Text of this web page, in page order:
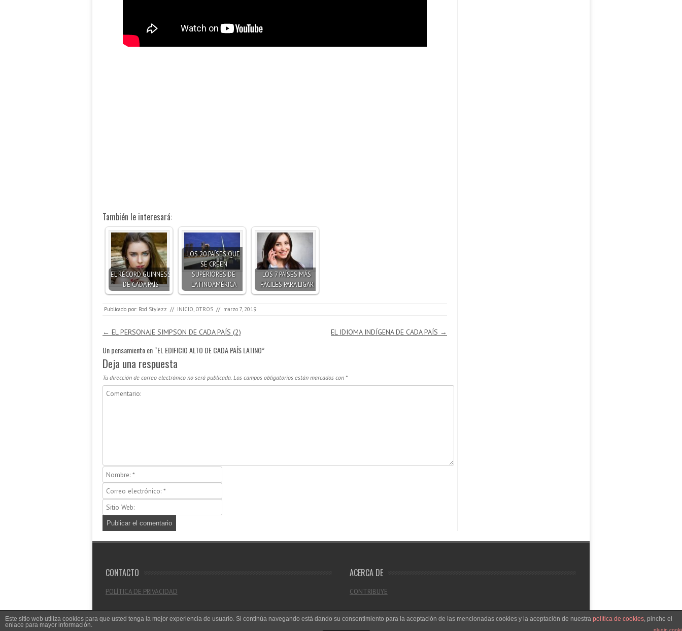
También le interesará:
EL RÉCORD GUINNESS
DE CADA PAÍS
LOS 20 PAÍSES QUE
SE CREEN
SUPERIORES DE
LATINOAMÉRICA
LOS 7 PAÍSES MÁS
FÁCILES PARA LIGAR
Publicado por: Rod Stylezz // INICIO OTROS // marzo 7, 2019
Navegación de entradas
← EL PERSONAJE SIMPSON DE CADA PAÍS (2) EL IDIOMA INDÍGENA DE CADA PAÍS →
Un pensamiento en “EL EDIFICIO ALTO DE CADA PAÍS LATINO”
Deja una respuesta
Tu dirección de correo electrónico no será publicada. Los campos obligatorios están marcados con *
CONTACTO
POLÍTICA DE PRIVACIDAD
ACERCA DE
CONTRIBUYE
Este sitio web utiliza cookies para que usted tenga la mejor experiencia de usuario. Si continúa navegando está dando su consentimiento para la aceptación de las mencionadas cookies y la aceptación de nuestra política de cookies, pinche el
enlace para mayor información.
plugin